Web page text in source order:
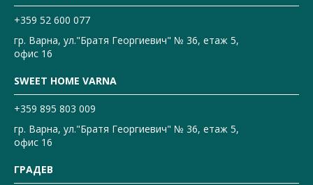
+359 52 600 077
гр. Варна, ул."Братя Георгиевич" № 36, етаж 5,
офис 16
SWEET HOME VARNA
+359 895 803 009
гр. Варна, ул."Братя Георгиевич" № 36, етаж 5,
офис 16
ГРАДЕВ